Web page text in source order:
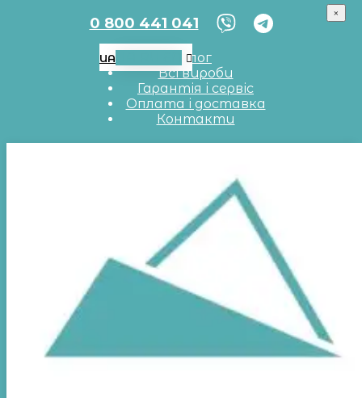
0 800 441 041
Блог
Всі вироби
Гарантія і сервіс
Оплата і доставка
Контакти
×
UA